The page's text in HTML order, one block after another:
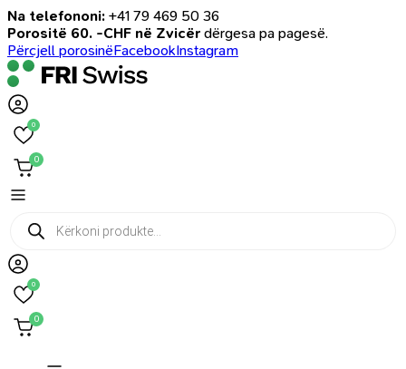
Na telefononi: +41 79 469 50 36
Porositë 60. -CHF në Zvicër dërgesa pa pagesë.
Përcjell porosinëFacebookInstagram
0
0
Products
search
0
0